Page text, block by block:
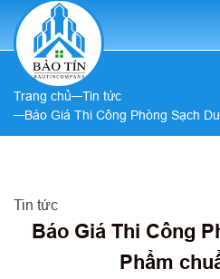
Trang chủ
Tin tức
Báo Giá Thi Công Phòng Sạch
Tin tức
Báo Giá Thi Công
Phẩm